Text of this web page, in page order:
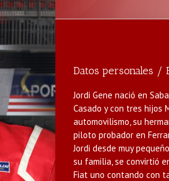
Datos personales /
Jordi Gene nació en
Casado y con tres hijos
automovilismo, su
piloto probador en
Jordi desde muy
su familia, se convirtió
Fiat uno contando con